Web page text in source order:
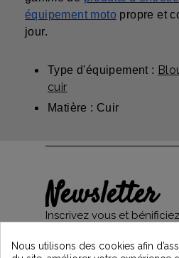
équipement moto propre et
jour.
Type d'équipement :
cuir
Matière : Cuir
Newsletter
Inscrivez vous et
et restez informés des
Vintage Motors
Nous utilisons des cookies afin